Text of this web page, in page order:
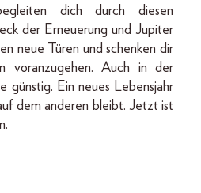
dich durch diesen
der Erneuerung und Jupiter
neue Türen und schenken dir
voranzugehen. Auch in der
günstig. Ein neues Lebensjahr
dem anderen bleibt. Jetzt ist